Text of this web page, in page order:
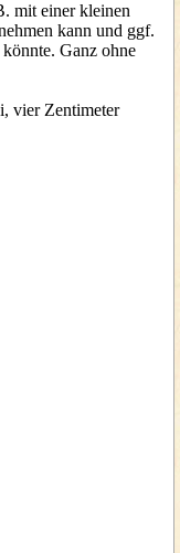
mit einer kleinen
kann und ggf.
Ganz ohne
vier Zentimeter